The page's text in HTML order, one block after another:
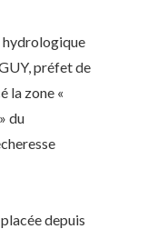
hydrologique
préfet de
la zone «
du
depuis